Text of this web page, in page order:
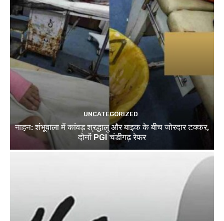
UNCATEGORIZED
नाहन: शंभूवाला में कांवड़ श्रद्धालु और बाइक के बीच जोरदार टक्कर,
दोनों PGI चंडीगढ़ रेफर